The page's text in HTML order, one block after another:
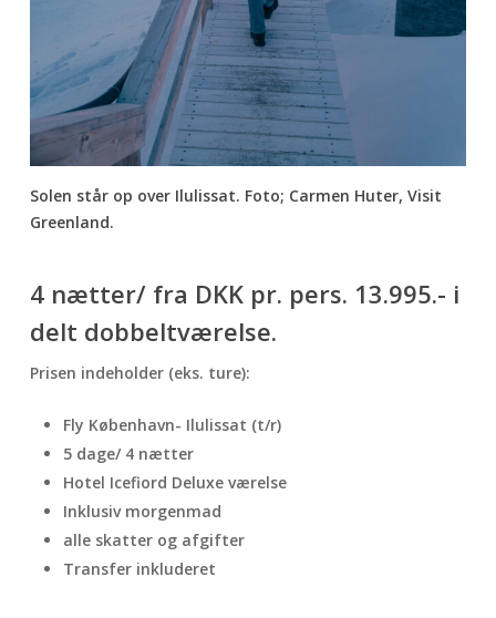
Solen står op over Ilulissat. Foto; Carmen Huter, Visit
Greenland.
4 nætter/ fra DKK pr. pers. 13.995.- i
delt dobbeltværelse.
Prisen indeholder (eks. ture):
Fly København- Ilulissat (t/r)
5 dage/ 4 nætter
Hotel Icefiord Deluxe værelse
Inklusiv morgenmad
alle skatter og afgifter
Transfer inkluderet